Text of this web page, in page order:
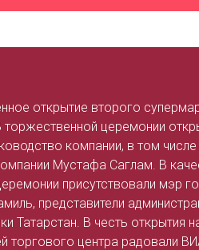
открытие второго
торжественной церемонии
компании, в том
Мустафа Саглам. В
присутствовали мэр
представители
Татарстан. В честь открытия
торгового центра радовали